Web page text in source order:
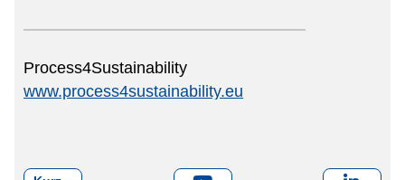
Process4Sustainability
www.process4sustainability.eu